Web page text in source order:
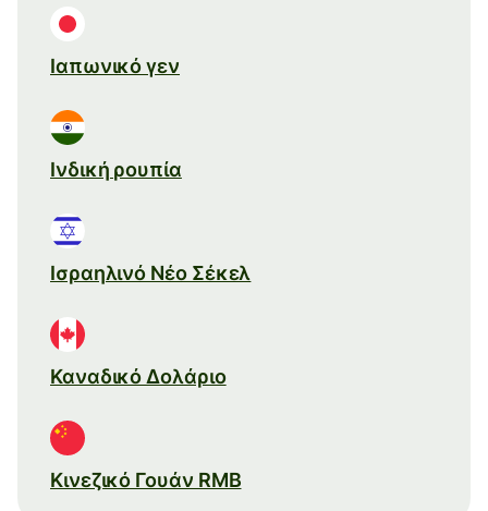
Ιαπωνικό γεν
Ινδική ρουπία
Ισραηλινό Νέο Σέκελ
Καναδικό Δολάριο
Κινεζικό Γουάν RMB